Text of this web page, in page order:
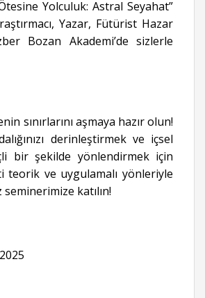
Ötesine Yolculuk: Astral Seyahat”
Yazar, Fütürist Hazar
Bozan Akademi’de sizlerle
sınırlarını aşmaya hazır olun!
derinleştirmek ve içsel
bir şekilde yönlendirmek için
teorik ve uygulamalı yönleriyle
katılın!